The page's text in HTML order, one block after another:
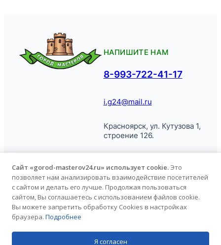
НАПИШИТЕ НАМ
8-993-722-41-17
i.g24@mail.ru
Красноярск, ул. Кутузова 1,
строение 126.
© Город
Мастеров, 2026.
Политика обработки
персональных данных
Продвижение сайта
Сайт «gorod-masterov24.ru» использует cookie. Это
позволяет нам анализировать взаимодействие посетителей
с сайтом и делать его лучше. Продолжая пользоваться
сайтом, Вы соглашаетесь с использованием файлов cookie.
Вы можете запретить обработку Cookies в настройках
браузера. Подробнее
Я согласен